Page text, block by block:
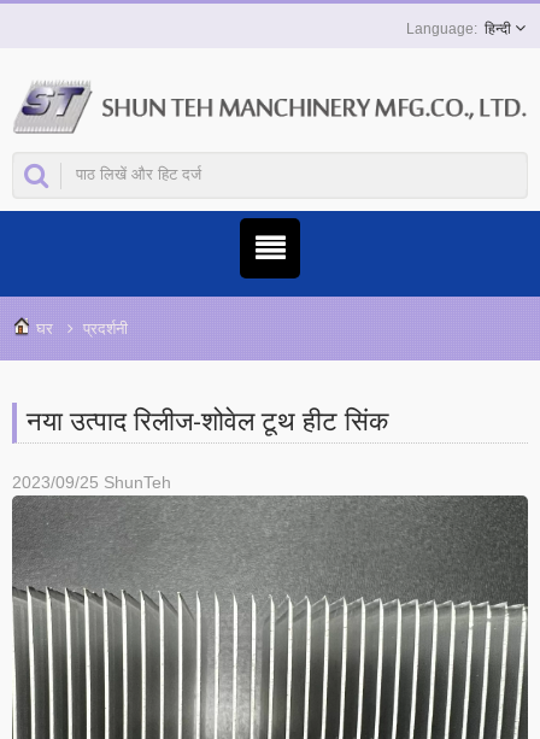
हिन्दी
घर प्रदर्शनी
नया उत्पाद रिलीज-शोवेल टूथ हीट सिंक
2023/09/25 ShunTeh